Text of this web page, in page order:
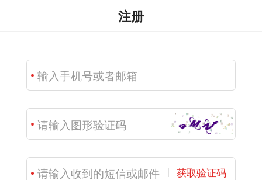
注册
获取验证码